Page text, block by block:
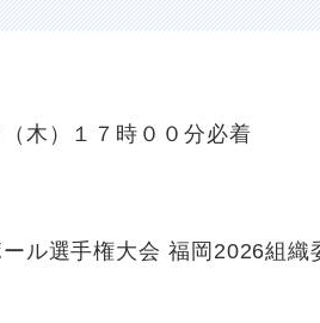
）１７時００分必着
選手権大会 福岡2026組織